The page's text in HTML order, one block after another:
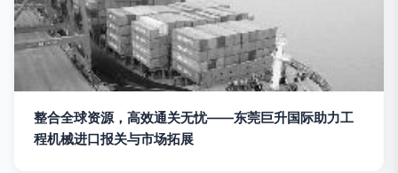
整合全球资源，高效通关无忧——东莞巨升国际助力工
程机械进口报关与市场拓展